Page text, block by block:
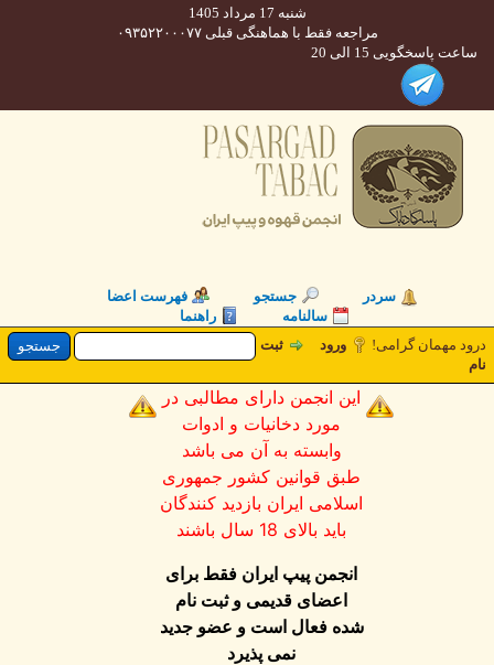
مراجعه فقط با هماهنگی قبلی ۰۹۳۵۲۲۰۰۰۷۷
پاسخگویی 15 الی 20
سردر جستجو
فهرست اعضا
سالنامه
راهنما
مهمان گرامی!
ورود ثبت
این انجمن دارای مطالبی در
مورد دخانیات و ادوات
وابسته به آن می باشد
طبق قوانین کشور جمهوری
اسلامی ایران بازدید کنندگان
باید بالای 18 سال باشند
انجمن پیپ ایران فقط برای
اعضای قدیمی و ثبت نام
شده فعال است و عضو جدید
نمی پذیرد